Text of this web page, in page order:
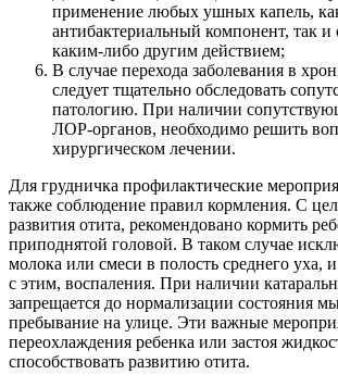
применение любых ушных капель,
антибактериальный компонент, так
каким-либо другим действием;
В случае перехода заболевания в
следует тщательно обследовать
патологию. При наличии
ЛОР-органов, необходимо решить
хирургическом лечении.
Для грудничка профилактические
также соблюдение правил кормления. С
развития отита, рекомендовано кормить
приподнятой головой. В таком случае
молока или смеси в полость среднего уха,
с этим, воспаления. При наличии
запрещается до нормализации состояния
пребывание на улице. Эти важные
переохлаждения ребенка или застоя
способствовать развитию отита.